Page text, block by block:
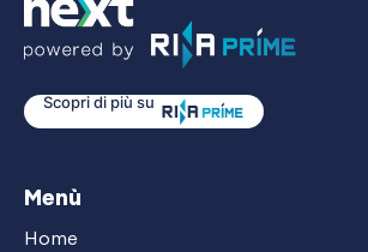
Scopri di più su
Menù
Home